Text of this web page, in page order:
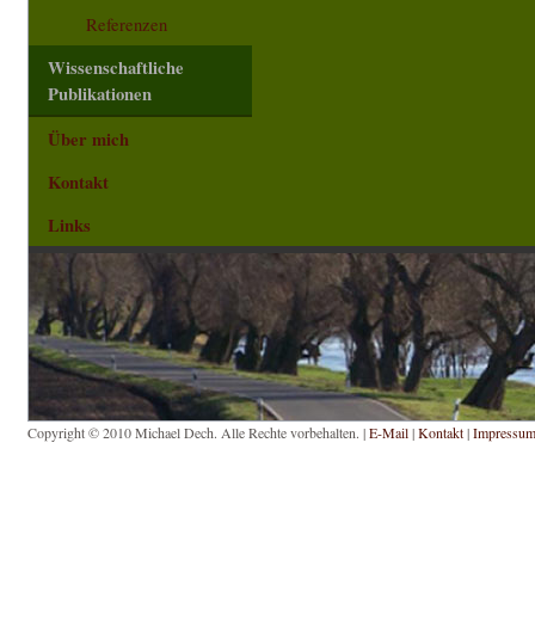
Referenzen
Wissenschaftliche
Publikationen
Über mich
Kontakt
Links
Copyright © 2010 Michael Dech. Alle Rechte vorbehalten. |E-Mail|Kontakt|